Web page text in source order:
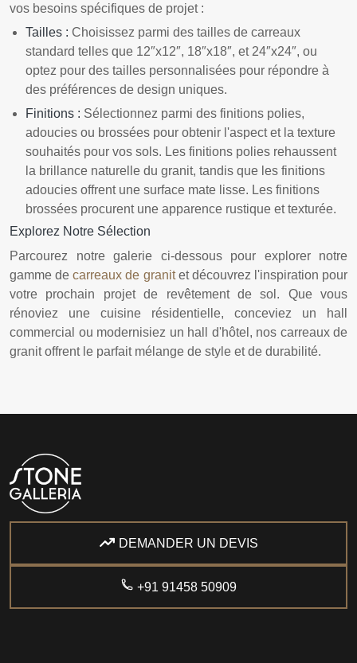
vos besoins spécifiques de projet :
Tailles : Choisissez parmi des tailles de carreaux
standard telles que 12″x12″, 18″x18″, et 24″x24″, ou
optez pour des tailles personnalisées pour répondre à
des préférences de design uniques.
Finitions : Sélectionnez parmi des finitions polies,
adoucies ou brossées pour obtenir l'aspect et la texture
souhaités pour vos sols. Les finitions polies rehaussent
la brillance naturelle du granit, tandis que les finitions
adoucies offrent une surface mate lisse. Les finitions
brossées procurent une apparence rustique et texturée.
Explorez Notre Sélection
Parcourez notre galerie ci-dessous pour explorer notre
gamme decarreaux de granitet découvrez l'inspiration pour
votre prochain projet de revêtement de sol. Que vous
rénoviez une cuisine résidentielle, conceviez un hall
commercial ou modernisiez un hall d'hôtel, nos carreaux de
granit offrent le parfait mélange de style et de durabilité.
DEMANDER UN DEVIS
+91 91458 50909